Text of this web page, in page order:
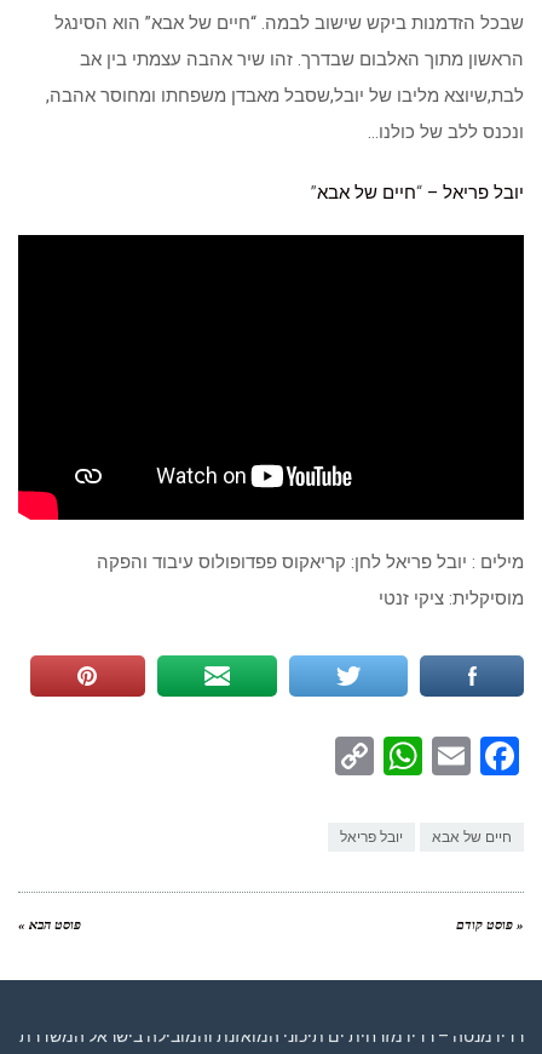
שבכל הזדמנות ביקש שישוב לבמה. “חיים של אבא” הוא הסינגל
הראשון מתוך האלבום שבדרך. זהו שיר אהבה עצמתי בין אב
לבת,שיוצא מליבו של יובל,שסבל מאבדן משפחתו ומחוסר אהבה,
ונכנס ללב של כולנו…
יובל פריאל – “חיים של אבא”
מילים : יובל פריאל לחן: קריאקוס פפדופולוס עיבוד והפקה
מוסיקלית: ציקי זנטי
Facebook
Email
WhatsApp
חיים של אבא יובל פריאל
« פוסט קודם פוסט הבא »
רדיו מנטה – רדיו מזרחית ים תיכוני המואזנת והמובילה בישראל המשדרת